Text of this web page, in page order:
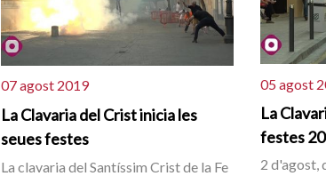
07 agost 2019
La Clavaria del Crist inicia les
seues festes
La clavaria del Santíssim Crist de la Fe
05 agost
La
festes
2 d'agost,